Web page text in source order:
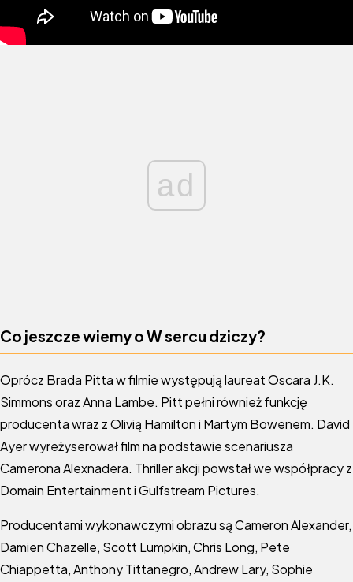
ad
Co jeszcze wiemy o W sercu dziczy?
Oprócz Brada Pitta w filmie występują laureat Oscara J.K.
Simmons oraz Anna Lambe. Pitt pełni również funkcję
producenta wraz z Olivią Hamilton i Martym Bowenem. David
Ayer wyreżyserował film na podstawie scenariusza
Camerona Alexnadera. Thriller akcji powstał we współpracy z
Domain Entertainment i Gulfstream Pictures.
Producentami wykonawczymi obrazu są Cameron Alexander,
Damien Chazelle, Scott Lumpkin, Chris Long, Pete
Chiappetta, Anthony Tittanegro, Andrew Lary, Sophie